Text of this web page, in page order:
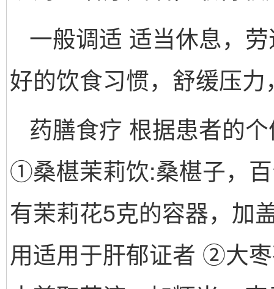
一般调适 适当休息，
好的饮食习惯，舒缓压
药膳食疗 根据患者的
①桑椹茉莉饮:桑椹子，
有茉莉花5克的容器，加
用适用于肝郁证者 ②大